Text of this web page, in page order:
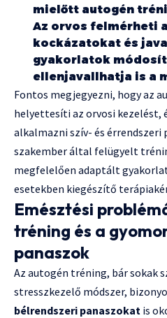
mielőtt autogén
Az orvos felmérheti
kockázatokat és
gyakorlatok
ellenjavallhatja is a
Fontos megjegyezni, hogy az
helyettesíti az orvosi kezelést,
alkalmazni szív- és érrendszeri
szakember által felügyelt
megfelelően adaptált
esetekben kiegészítő
Emésztési
tréning és a
panaszok
Az autogén tréning, bár sokak
stresszkezelő módszer,
bélrendszeri panaszokat is